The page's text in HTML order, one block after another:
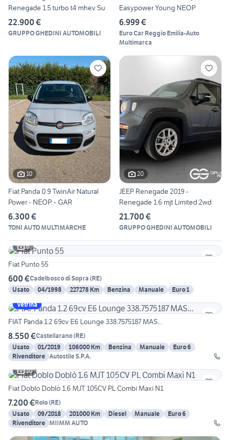
Renegade 1.5 turbo t4 mhev Su
22.900 €
GRUPPO GHEDINI AUTOMOBILI
Easypower Young NEOP
6.999 €
Euro Car Reggio Emilia-Auto
Multimarca
10
Fiat Panda 0.9 TwinAir Natural
Power - NEOP. - GAR
6.300 €
TONI AUTO MULTIMARCHE
20
JEEP Renegade 2019 -
Renegade 1.6 mjt Limited 2wd
21.700 €
GRUPPO GHEDINI AUTOMOBILI
6
Fiat Punto 55
600 €Cadelbosco di Sopra (RE)
Usato
04/1998 227278 Km Benzina Manuale
Euro 1
Vetrina
FIAT Panda 1.2 69cv E6 Lounge 338.7575187 MAS...
8.550 €Castellarano(RE)
Usato
01/2019 106000 Km Benzina Manuale
Euro 6
Rivenditore Autostile S.P.A.
10
Fiat Doblo Doblò 1.6 MJT 105CV PL Combi Maxi N1
7.200 €Rolo(RE)
Usato
09/2018 201000 Km Diesel Manuale
Euro 6
Rivenditore MIIMM AUTO